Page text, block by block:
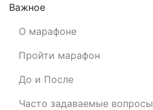
Важное
О марафоне
Пройти марафон
До и После
Часто задаваемые вопросы